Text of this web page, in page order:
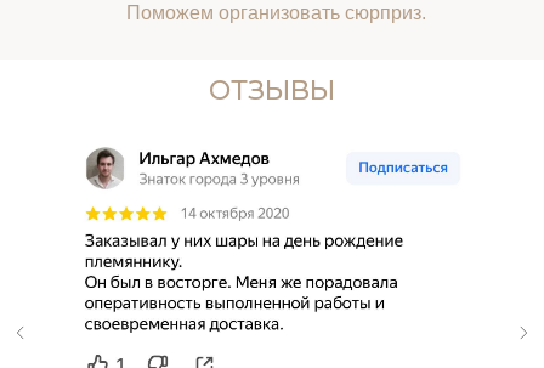
Поможем организовать сюрприз.
ОТЗЫВЫ